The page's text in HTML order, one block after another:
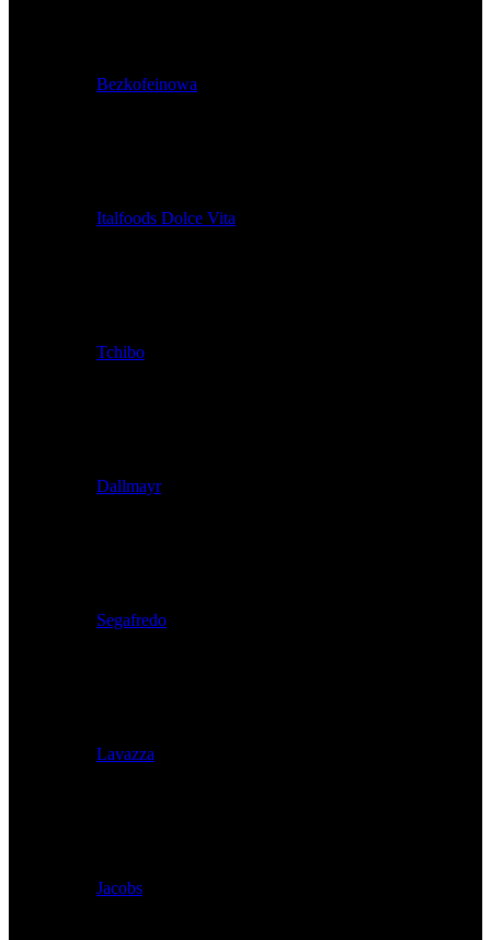
Bezkofeinowa
Italfoods Dolce Vita
Tchibo
Dallmayr
Segafredo
Lavazza
Jacobs